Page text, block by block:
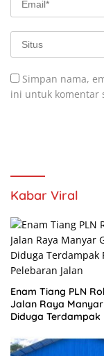
Simpan nama,
ini untuk komentar
Kabar Viral
Enam Tiang PLN
Jalan Raya Manyar
Diduga Terdampak